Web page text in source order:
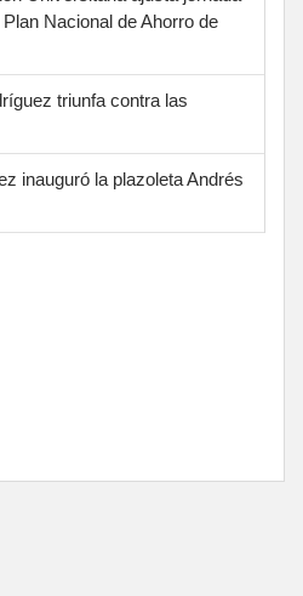
Nacional de Ahorro de
triunfa contra las
inauguró la plazoleta Andrés